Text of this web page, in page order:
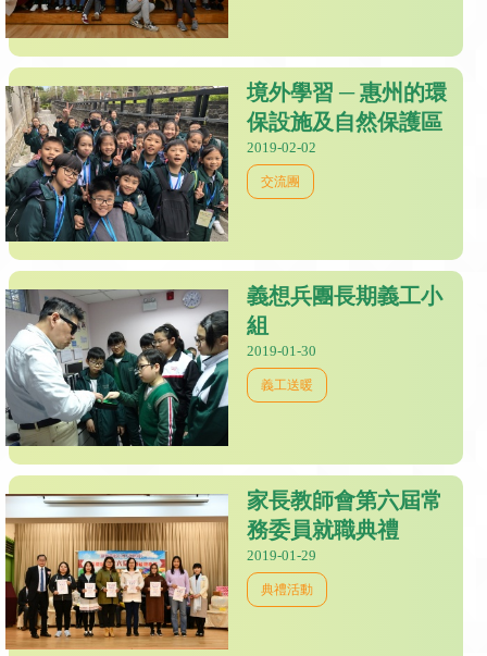
境外學習 ─ 惠州的環
保設施及自然保護區
2019-02-02
交流團
義想兵團長期義工小
組
2019-01-30
義工送暖
家長教師會第六屆常
務委員就職典禮
2019-01-29
典禮活動